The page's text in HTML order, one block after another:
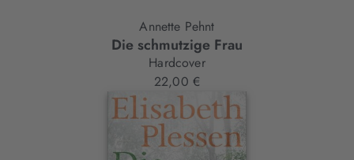
Annette Pehnt
Die schmutzige Frau
Hardcover
22,00 €